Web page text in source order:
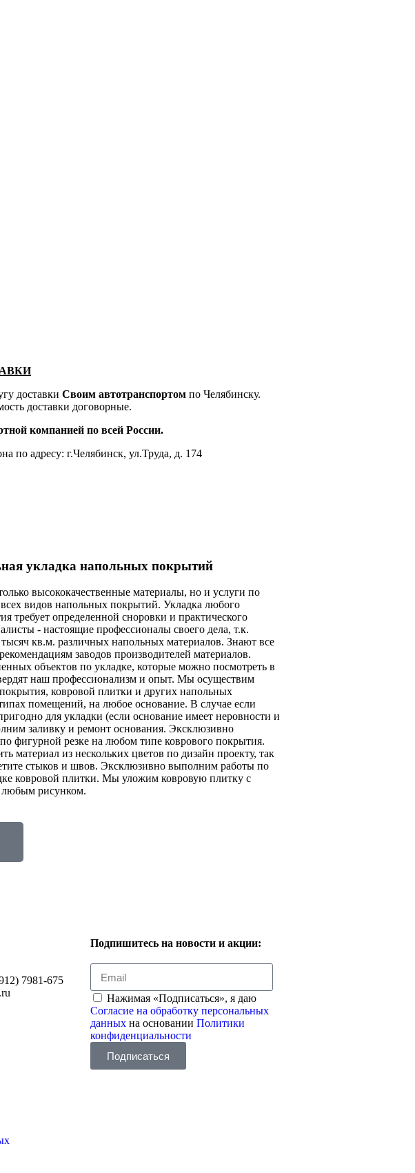
доставки Своим автотранспортом по Челябинску.
доставки договорные.
компанией по всей России.
по адресу: г.Челябинск, ул.Труда, д. 174
укладка напольных покрытий
высококачественные материалы, но и услуги по
видов напольных покрытий. Укладка любого
требует определенной сноровки и практического
- настоящие профессионалы своего дела, т.к.
кв.м. различных напольных материалов. Знают все
заводов производителей материалов.
объектов по укладке, которые можно посмотреть в
наш профессионализм и опыт. Мы осуществим
ковровой плитки и других напольных
помещений, на любое основание. В случае если
для укладки (если основание имеет неровности и
заливку и ремонт основания. Эксклюзивно
фигурной резке на любом типе коврового покрытия.
материал из нескольких цветов по дизайн проекту, так
стыков и швов. Эксклюзивно выполним работы по
ковровой плитки. Мы уложим ковровую плитку с
рисунком.
7981-675
Подпишитесь на новости и акции:
Нажимая «Подписаться», я даю
Согласие на обработку персональных
данных на основании Политики
конфиденциальности
Подписаться